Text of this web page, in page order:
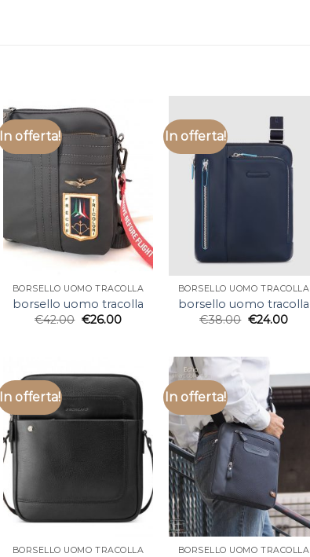
In offerta!
BORSELLO UOMO TRACOLLA
borsello uomo tracolla
€42.00 €26.00
In offerta!
BORSELLO UOMO TRACOLLA
borsello uomo tracolla
€38.00 €24.00
In offerta!
BORSELLO UOMO TRACOLLA
In offerta!
BORSELLO UOMO TRACOLLA